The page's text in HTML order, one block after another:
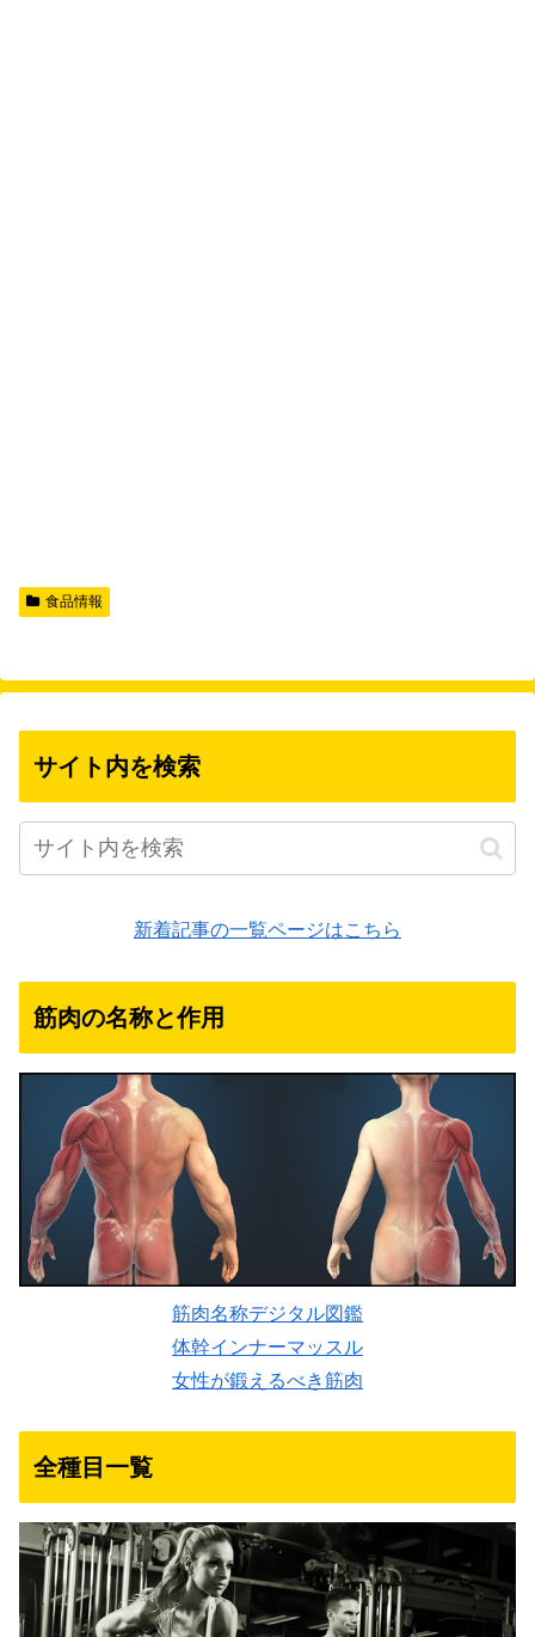
食品情報
サイト内を検索
新着記事の一覧ページはこちら
筋肉の名称と作用
筋肉名称デジタル図鑑
体幹インナーマッスル
女性が鍛えるべき筋肉
全種目一覧